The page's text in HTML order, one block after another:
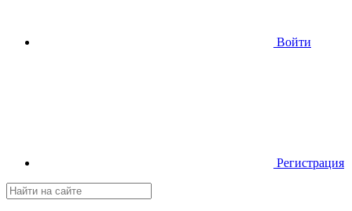
Войти
Регистрация